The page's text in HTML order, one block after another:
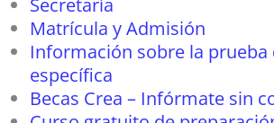
Matrícula y Admisión
Información sobre la prueba
específica
Becas Crea – Infórmate sin